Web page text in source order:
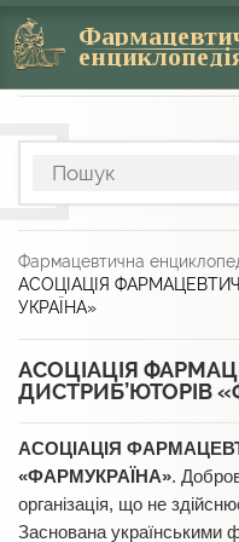
Фармацевтична
АСОЦІАЦІЯ
УКРАЇНА»
АСОЦІАЦІЯ
ДИСТРИБ’ЮТОРІВ
АСОЦІАЦІЯ
«ФАРМ­УКРАЇНА».
організація, що не
Заснована українськими